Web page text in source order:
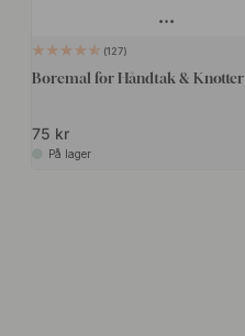
127
Boremal for Håndtak & Knotter
75 kr
På lager